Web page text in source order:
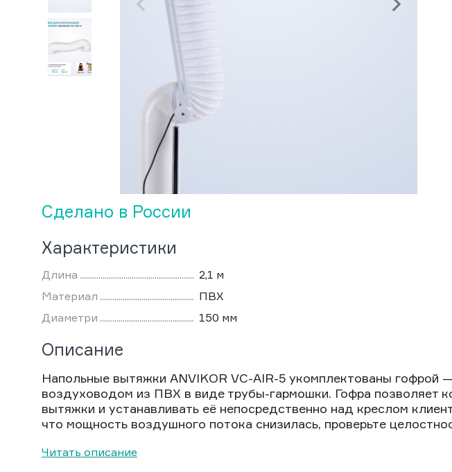
Сделано в России
Характеристики
Длина
2,1 м
Материал
ПВХ
Диаметри
150 мм
Описание
Напольные вытяжки ANVIKOR VC-AIR-5 укомплектованы гофрой
воздуховодом из ПВХ в виде трубы-гармошки. Гофра позволяет
вытяжки и устанавливать её непосредственно над креслом
что мощность воздушного потока снизилась, проверьте
Читать описание